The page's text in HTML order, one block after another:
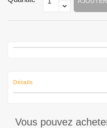
Détails
Vous pouvez